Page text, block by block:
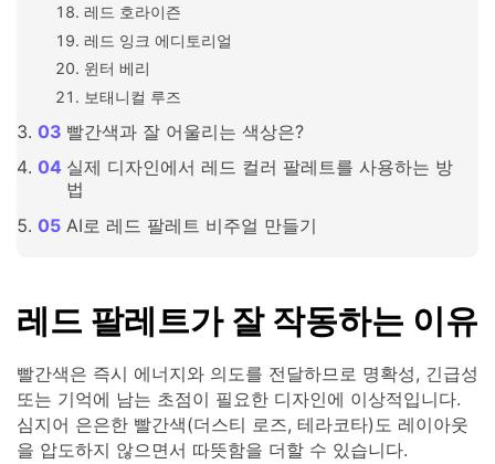
레드 호라이즌
레드 잉크 에디토리얼
윈터 베리
보태니컬 루즈
빨간색과 잘 어울리는 색상은?
실제 디자인에서 레드 컬러 팔레트를 사용하는 방
법
AI로 레드 팔레트 비주얼 만들기
레드 팔레트가 잘 작동하는 이유
빨간색은 즉시 에너지와 의도를 전달하므로 명확성, 긴급성
또는 기억에 남는 초점이 필요한 디자인에 이상적입니다.
심지어 은은한 빨간색(더스티 로즈, 테라코타)도 레이아웃
을 압도하지 않으면서 따뜻함을 더할 수 있습니다.